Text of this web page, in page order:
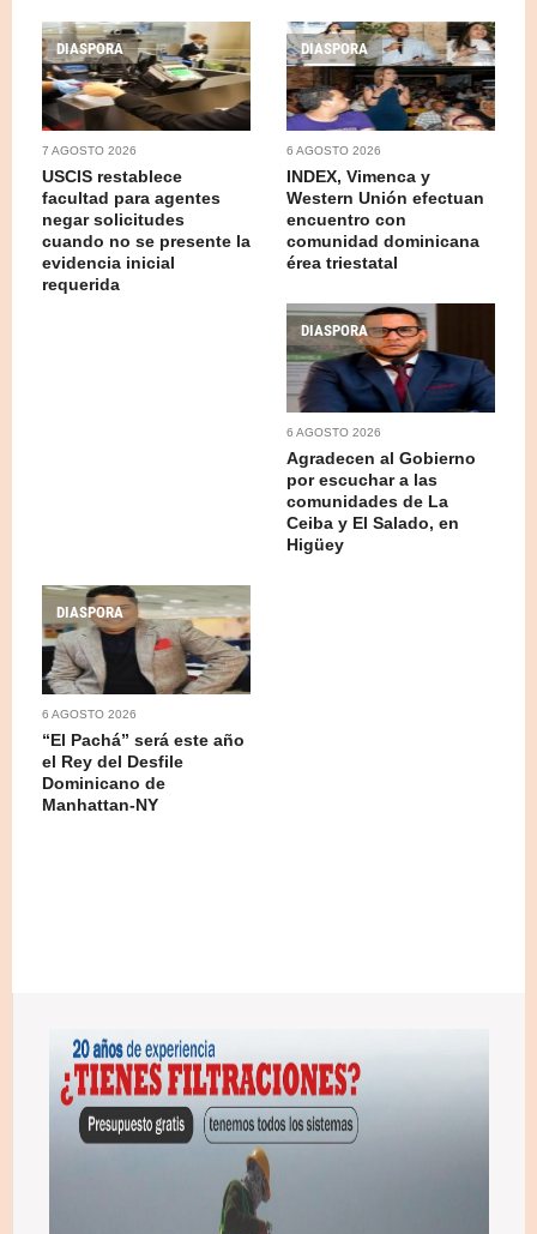
DIASPORA
7 AGOSTO 2026
USCIS restablece
facultad para agentes
negar solicitudes
cuando no se presente la
evidencia inicial
requerida
DIASPORA
6 AGOSTO 2026
INDEX, Vimenca y
Western Unión efectuan
encuentro con
comunidad dominicana
érea triestatal
DIASPORA
6 AGOSTO 2026
Agradecen al Gobierno
por escuchar a las
comunidades de La
Ceiba y El Salado, en
Higüey
DIASPORA
6 AGOSTO 2026
“El Pachá” será este año
el Rey del Desfile
Dominicano de
Manhattan-NY